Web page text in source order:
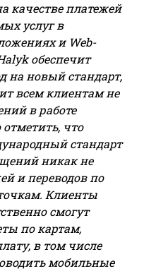
качестве платежей
услуг в
и Web-
обеспечит
на новый стандарт,
всем клиентам не
в работе
что
стандарт
никак не
и переводов по
Клиенты
смогут
по картам,
в том числе
мобильные